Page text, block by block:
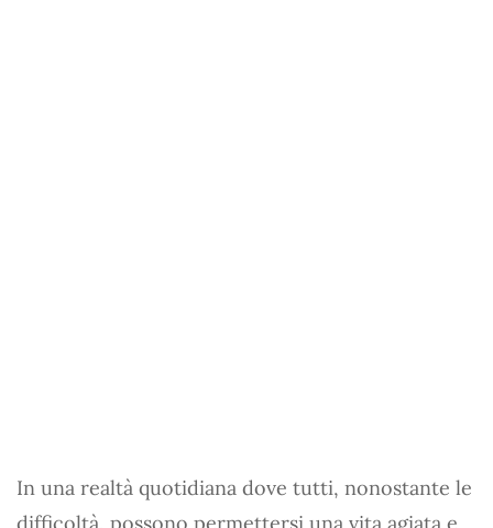
In una realtà quotidiana dove tutti, nonostante le